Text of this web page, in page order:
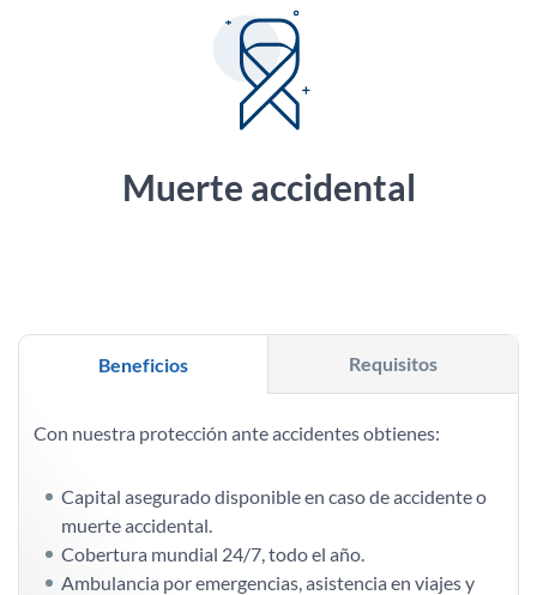
Muerte accidental
Beneficios Requisitos
Con nuestra protección ante accidentes obtienes:
Capital asegurado disponible en caso de accidente o
muerte accidental.
Cobertura mundial 24/7, todo el año.
Ambulancia por emergencias, asistencia en viajes y